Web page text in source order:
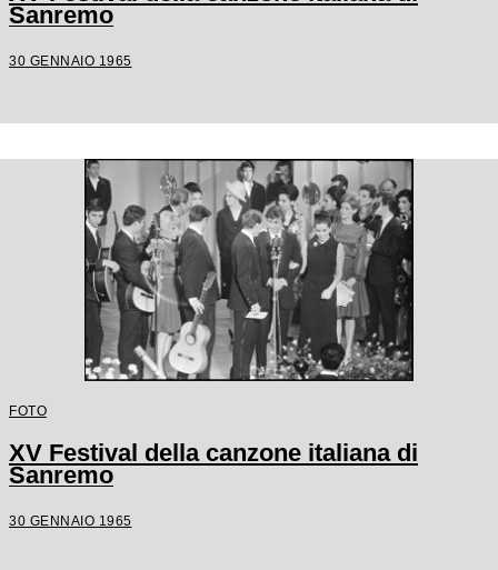
Sanremo
30 GENNAIO 1965
FOTO
XV Festival della canzone italiana di
Sanremo
30 GENNAIO 1965